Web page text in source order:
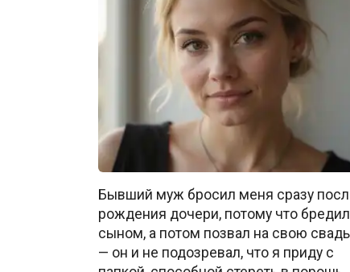
Бывший муж бросил меня сразу
рождения дочери, потому что бредил
сыном, а потом позвал на свою
— он и не подозревал, что я приду с